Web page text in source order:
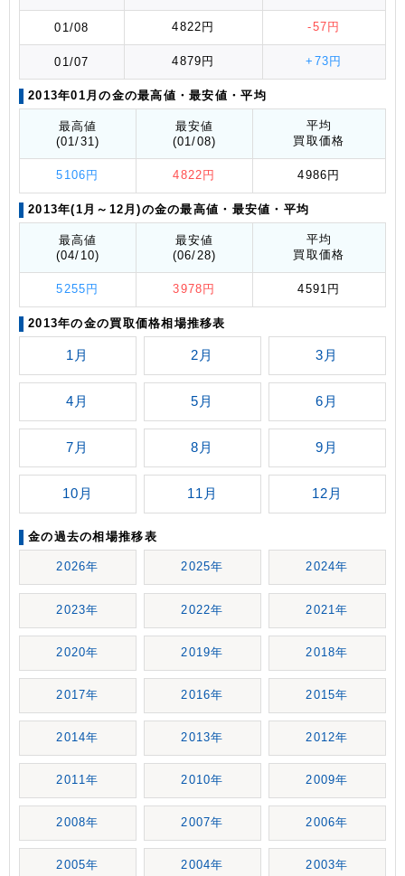
01/08 4822円 -57円
01/07 4879円 +73円
2013年01月の金の最高値 ・最安値 ・平均
最高値
(01/31)
最安値
(01/08)
平均
買取価格
5106円 4822円 4986円
2013年(1月～12月)の金の最高値 ・最安値 ・平均
最高値
(04/10)
最安値
(06/28)
平均
買取価格
5255円 3978円 4591円
2013年の金の買取価格相場推移表
1月 2月 3月
4月 5月 6月
7月 8月 9月
10月 11月 12月
金の過去の相場推移表
2026年 2025年 2024年
2023年 2022年 2021年
2020年 2019年 2018年
2017年 2016年 2015年
2014年 2013年 2012年
2011年 2010年 2009年
2008年 2007年 2006年
2005年 2004年 2003年